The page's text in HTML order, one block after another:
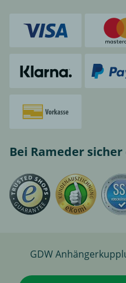
Bei Rameder
GDW